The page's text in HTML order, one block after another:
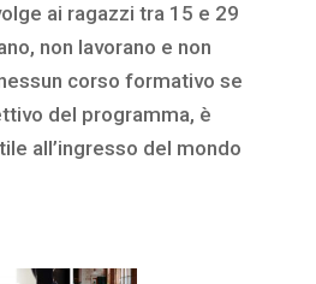
ai ragazzi tra 15 e 29
non lavorano e non
corso formativo se
del programma, è
all’ingresso del mondo